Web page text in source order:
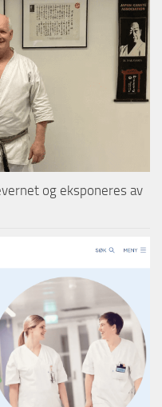
og eksponeres av